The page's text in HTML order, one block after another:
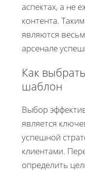
аспектах, а не
контента.
являются
арсенале
Как
шаблон
Выбор
является
успешной
клиентами.
определить